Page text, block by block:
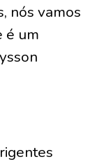
nós vamos
é um